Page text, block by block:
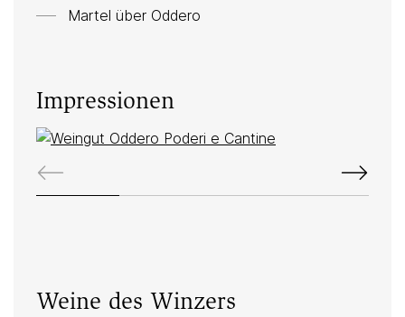
Martel über Oddero
Impressionen
Weine des Winzers